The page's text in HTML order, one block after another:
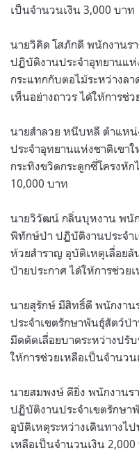
เป็นจำนวนเงิน 3,000 บาท
นายวิคิด โสภักดี พนักงาน
ปฏิบัติงานประจำอุทยานแ
กระแทกกับตอไม้ระหว่างล
เห็นอย่างถาวร ได้ให้การช่
นายสำลวย หนีบหลี ตำแห
ประจำอุทยานแห่งชาติเขา
กระทิงขวิดกระดูกซี่โครงหั
10,000 บาท
นายวิวัฒน์ กลิ่นบุหงาน พนั
พิทักษ์ป่า ปฏิบัติงานประจ
ห้วยสำราญ อุบัติเหตุเลื่อย
ป้ายประกาศ ได้ให้การช่วย
นายสุรักษ์ มีสิทธิ์ดี พนักงา
ประจำเขตรักษาพันธุ์สัตว์
มีดตัดเลื่อยบาดระหว่างปรั
ให้การช่วยเหลือเป็นจำนว
นายสมพงษ์ ดียิ่ง พนักงาน
ปฏิบัติงานประจำเขตรักษ
อุบัติเหตุระหว่างเดินทางไ
เหลือเป็นจำนวนเงิน